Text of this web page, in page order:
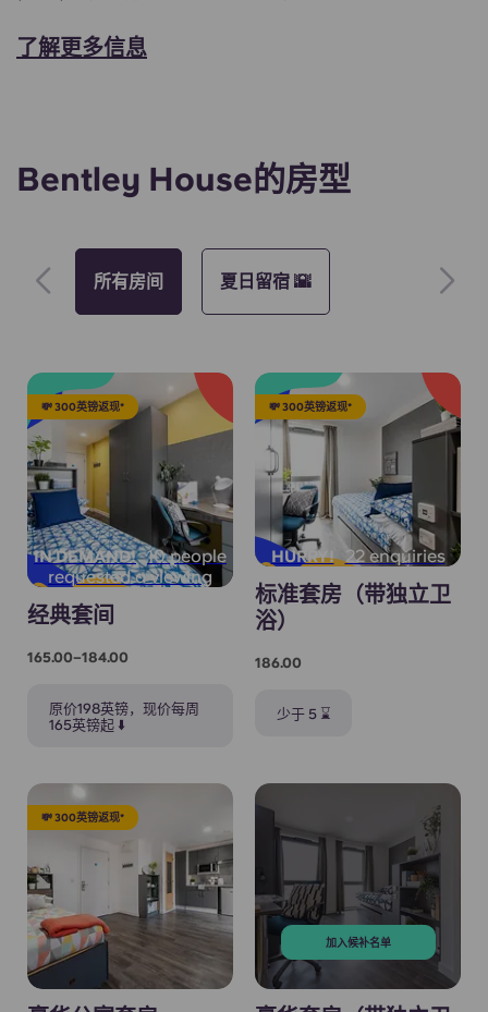
了解更多信息
Bentley House的房型
所有房间 夏日留宿 🌇
💸 300英镑返现*
IN DEMAND! 10 people
requested a viewing
经典套间
165.00–184.00
原价198英镑，现价每周
165英镑起 ⬇️
💸 300英镑返现*
HURRY! 22 enquiries
标准套房（带独立卫
浴）
186.00
少于 5 ⌛
💸 300英镑返现*
加入候补名单